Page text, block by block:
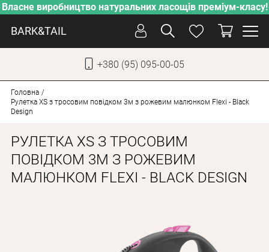
Власне виробництво натуральних ласощів преміум-класу!
BARK&TAIL
+380 (95) 095-00-05
КОТИ
ВІД СПЕКИ
ВЛАСНЕ ВИРОБНИЦТВО
БЛОГ
Головна
Рулетка XS з тросовим повідком 3м з рожевим малюнком Flexi - Black
Design
РУЛЕТКА XS З ТРОСОВИМ
ПОВІДКОМ 3М З РОЖЕВИМ
МАЛЮНКОМ FLEXI - BLACK DESIGN